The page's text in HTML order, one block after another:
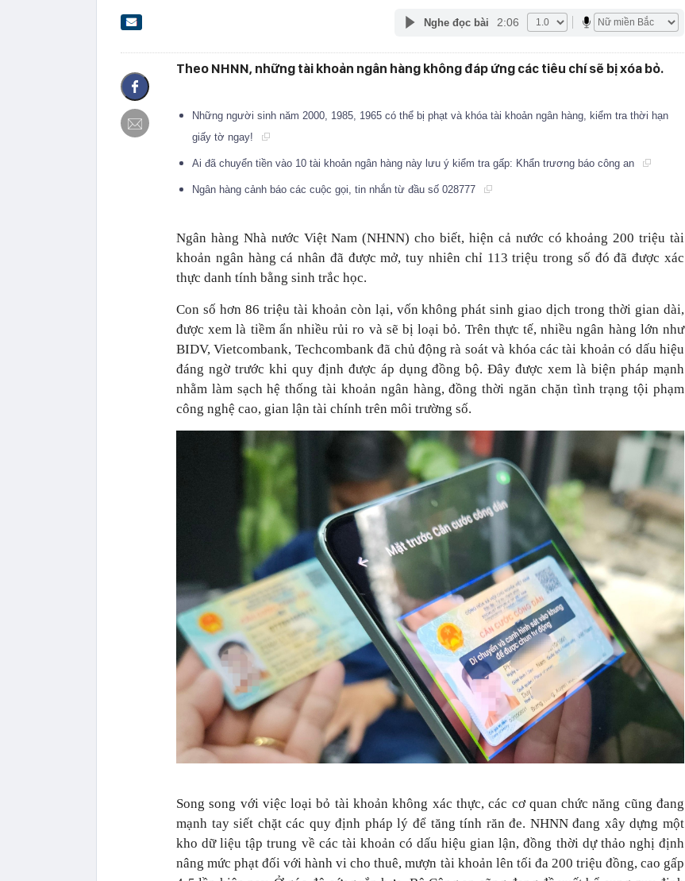
Nghe đọc bài 2:06
Theo NHNN, những tài khoản ngân hàng không đáp ứng các tiêu chí sẽ bị xóa bỏ.
Những người sinh năm 2000, 1985, 1965 có thể bị phạt và khóa tài khoản ngân hàng, kiểm tra thời hạn
giấy tờ ngay!
Ai đã chuyển tiền vào 10 tài khoản ngân hàng này lưu ý kiểm tra gấp: Khẩn trương báo công an
Ngân hàng cảnh báo các cuộc gọi, tin nhắn từ đầu số 028777
Ngân hàng Nhà nước Việt Nam (NHNN) cho biết, hiện cả nước có khoảng 200 triệu tài
khoản ngân hàng cá nhân đã được mở, tuy nhiên chỉ 113 triệu trong số đó đã được xác
thực danh tính bằng sinh trắc học.
Con số hơn 86 triệu tài khoản còn lại, vốn không phát sinh giao dịch trong thời gian dài,
được xem là tiềm ẩn nhiều rủi ro và sẽ bị loại bỏ. Trên thực tế, nhiều ngân hàng lớn như
BIDV, Vietcombank, Techcombank đã chủ động rà soát và khóa các tài khoản có dấu hiệu
đáng ngờ trước khi quy định được áp dụng đồng bộ. Đây được xem là biện pháp mạnh
nhằm làm sạch hệ thống tài khoản ngân hàng, đồng thời ngăn chặn tình trạng tội phạm
công nghệ cao, gian lận tài chính trên môi trường số.
Song song với việc loại bỏ tài khoản không xác thực, các cơ quan chức năng cũng đang
mạnh tay siết chặt các quy định pháp lý để tăng tính răn đe. NHNN đang xây dựng một
kho dữ liệu tập trung về các tài khoản có dấu hiệu gian lận, đồng thời dự thảo nghị định
nâng mức phạt đối với hành vi cho thuê, mượn tài khoản lên tối đa 200 triệu đồng, cao gấp